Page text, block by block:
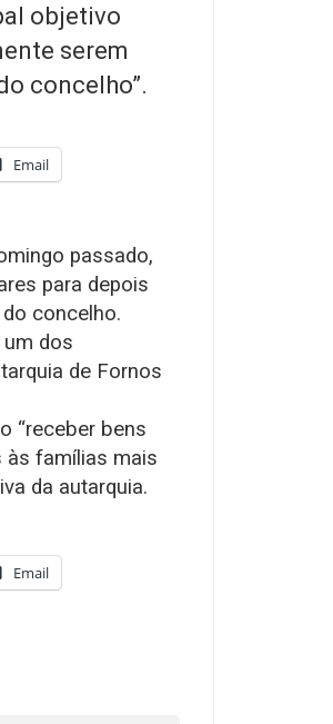
objetivo
serem
concelho”.
Email
passado,
para depois
concelho.
dos
de Fornos
“receber bens
às famílias mais
da autarquia.
Email